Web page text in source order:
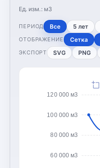
Ед. изм.: м3
ПЕРИОД Все 5 лет
ОТОБРАЖЕНИЕ Сетка
ЭКСПОРТ SVG PNG
60 000 м3
80 000 м3
100 000 м3
120 000 м3